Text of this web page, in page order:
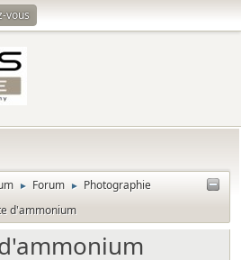
vous
► Forum ► Photographie
d'ammonium